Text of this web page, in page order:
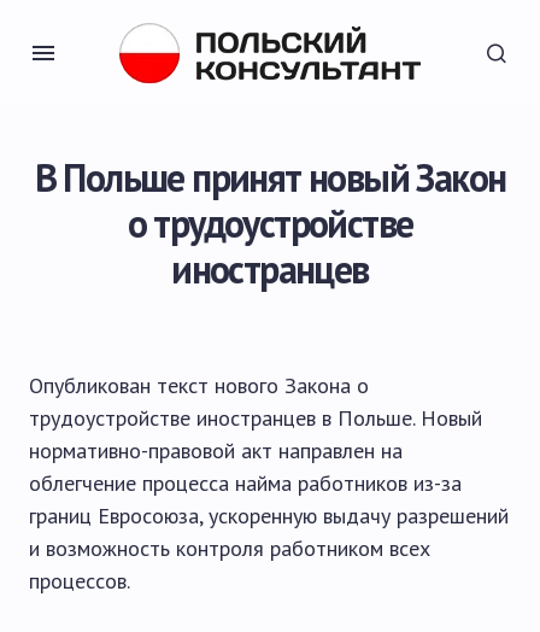
В Польше принят новый Закон
о трудоустройстве
иностранцев
Опубликован текст нового Закона о
трудоустройстве иностранцев в Польше. Новый
нормативно-правовой акт направлен на
облегчение процесса найма работников из-за
границ Евросоюза, ускоренную выдачу разрешений
и возможность контроля работником всех
процессов.